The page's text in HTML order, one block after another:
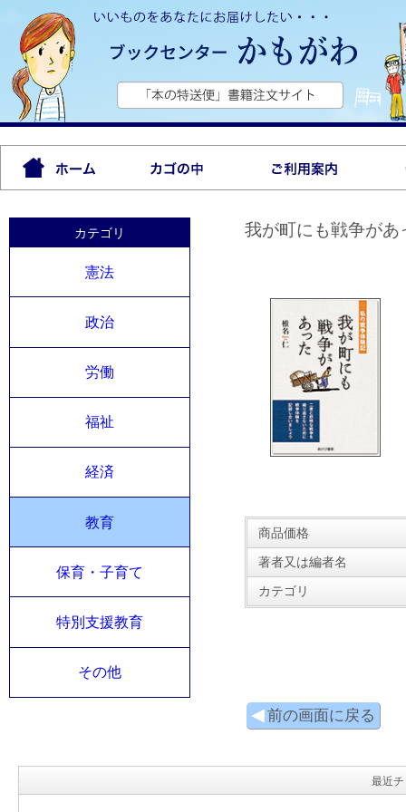
カテゴリ
憲法
政治
労働
福祉
経済
教育
保育・子育て
特別支援教育
その他
我が町にも戦争があ
商品価格
著者又は編者名
カテゴリ
前の画面に戻る
最近